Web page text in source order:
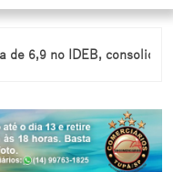
IDEB, consolidando